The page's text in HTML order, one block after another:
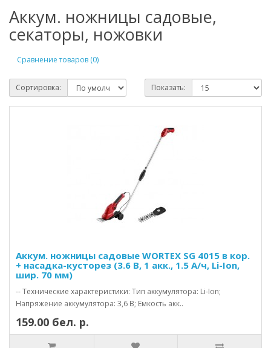
Аккум. ножницы садовые,
секаторы, ножовки
Сравнение товаров (0)
Сортировка: Показать:
Аккум. ножницы садовые WORTEX SG 4015 в кор.
+ насадка-кусторез (3.6 В, 1 акк., 1.5 А/ч, Li-Ion,
шир. 70 мм)
-- Технические характеристики: Тип аккумулятора: Li-Ion;
Напряжение аккумулятора: 3,6 В; Емкость акк..
159.00 бел. р.